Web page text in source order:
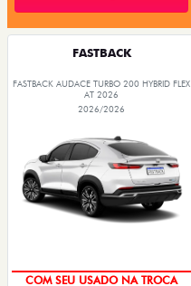
FASTBACK
FASTBACK AUDACE TURBO 200 HYBRID FLEX
AT 2026
2026/2026
COM SEU USADO NA TROCA